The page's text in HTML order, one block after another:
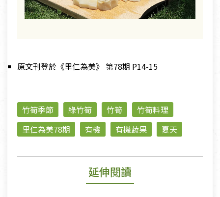
原文刊登於《里仁為美》 第78期 P14-15
竹筍季節 綠竹筍 竹筍
竹筍料理
里仁為美78期
有機 有機蔬果 夏天
延伸閱讀